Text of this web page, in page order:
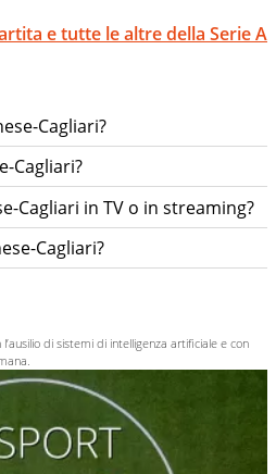
e tutte le altre della Serie A
Cagliari?
ore 12:30.
Cagliari?
Cagliari in TV o in streaming?
Cagliari?
di sistemi di intelligenza artificiale e con